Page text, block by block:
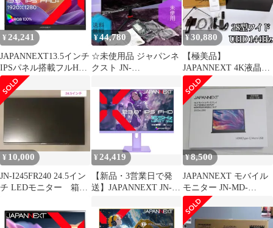
¥ 24,241
JAPANNEXT13.5インチ
IPSパネル搭載フルHD+
(1920x1280)解像度モバ
イルモニターJN-MD-
IPS135FPminiHDMIUSB
ペク
¥44,780
☆未使用品 ジャパンネ
クスト JN-
ニター
¥30,880
【極美品】
JAPANNEXT 4K液晶
ゲーミングモニター
ほぼ未使用
¥ 10,000
JN-I245FR240 24.5イン
チ LEDモニター 箱あ
¥24,419
【新品・3営業日で発
送】JAPANNEXT JN-
PP(JN-IPS238G165F-
HSP-P)
¥ 8,500
JAPANNEXT モバイル
モニター JN-MD-
IPS105FHDPR